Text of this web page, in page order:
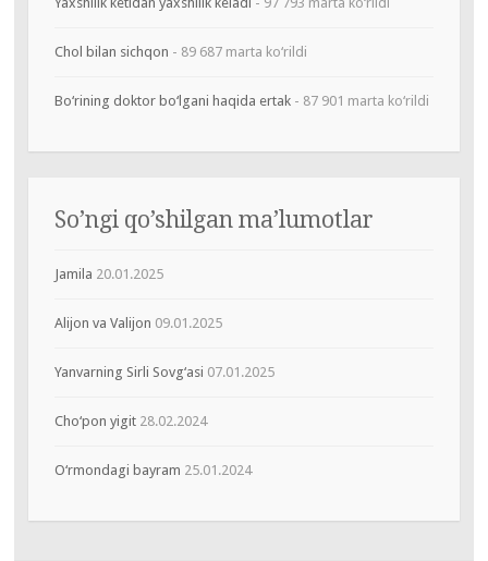
Chol bilan sichqon - 89 687 marta ko‘rildi
Bo‘rining doktor bo‘lgani haqida ertak- 87 901 marta ko‘rildi
So’ngi qo’shilgan ma’lumotlar
Jamila 20.01.2025
Alijon va Valijon 09.01.2025
Yanvarning Sirli Sovg‘asi 07.01.2025
Cho‘pon yigit 28.02.2024
O‘rmondagi bayram 25.01.2024